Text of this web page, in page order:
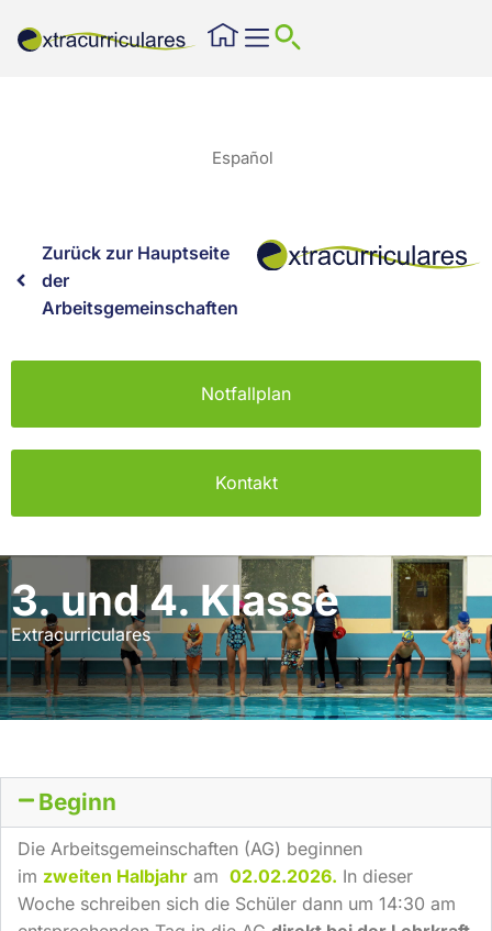
Español
Zurück zur Hauptseite
der
Arbeitsgemeinschaften
Notfallplan
Kontakt
3. und 4. Klasse
Extracurriculares
Beginn
Die Arbeitsgemeinschaften (AG) beginnen
im zweiten Halbjahr am 02.02.2026. In dieser
Woche schreiben sich die Schüler dann um 14:30 am